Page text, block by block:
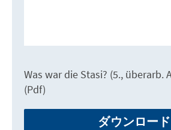
Was war die Stasi? (5., überarb.
(Pdf)
ダウンロード